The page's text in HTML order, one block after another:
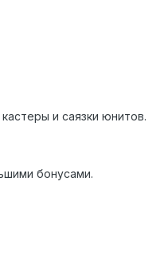
и саязки юнитов.
бонусами.